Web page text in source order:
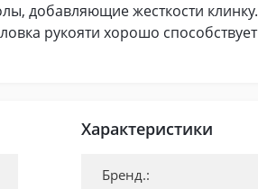
добавляющие жесткости
рукояти хорошо
Характеристики
Бренд.: